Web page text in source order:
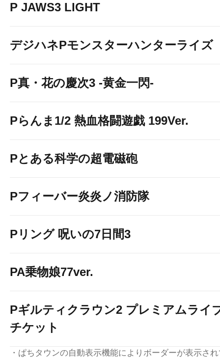
P JAWS3 LIGHT
デジハネPモンスターハンターライズ
P真・花の慶次3 -黄金一閃-
Pらんま1/2 熱血格闘遊戯 199Ver.
Pとある科学の超電磁砲
Pフィーバー炎炎ノ消防隊
Pリング 呪いの7日間3
PA乗物娘77ver.
Pギルティクラウン2 プレミアムライ
チケット
・ぱちタウンの自動表示機能によりボーダーが表示さ